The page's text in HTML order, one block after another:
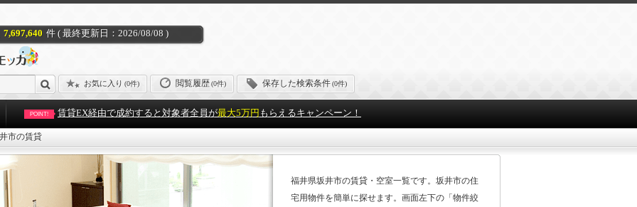
7,697,640 件 ( 最終更新日：2026/08/08 )
お気に入り (0件) 閲覧履歴(0件) 保存した検索条件(0件)
POINT! 賃貸EX経由で成約すると対象者全員が最大5万円 もらえるキャンペーン！
市の賃貸
福井県坂井市の賃貸・空室一覧です。坂井市の住
宅用物件を簡単に探せます。画面左下の「物件絞